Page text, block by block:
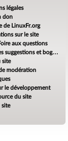
légales
don
de LinuxFr.org
sur le site
aux questions
suggestions et bogues
site
modération
le développement
du site
site